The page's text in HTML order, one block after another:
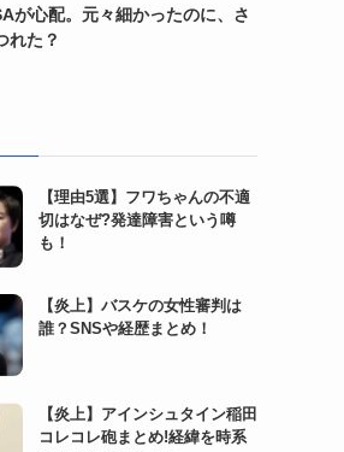
が心配。元々細かったのに、さ
れた？
【理由5選】フワちゃんの不適
切はなぜ?発達障害という噂
も！
【炎上】バスケの女性審判は
誰？SNSや経歴まとめ！
【炎上】アインシュタイン稲田
コレコレ砲まとめ!経緯を時系